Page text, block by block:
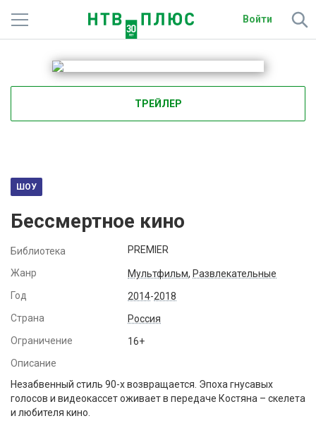
Войти
Телеканалы
Фильмы и сериалы
Спорт
Радио
Спутниковым абонентам
О сайте
ТРЕЙЛЕР
ШОУ
Бессмертное кино
Библиотека PREMIER
Жанр Мультфильм, Развлекательные
Год
2014-2018
Страна
Россия
Ограничение
16+
Описание
Незабвенный стиль 90-х возвращается. Эпоха гнусавых
голосов и видеокассет оживает в передаче Костяна – скелета
и любителя кино.